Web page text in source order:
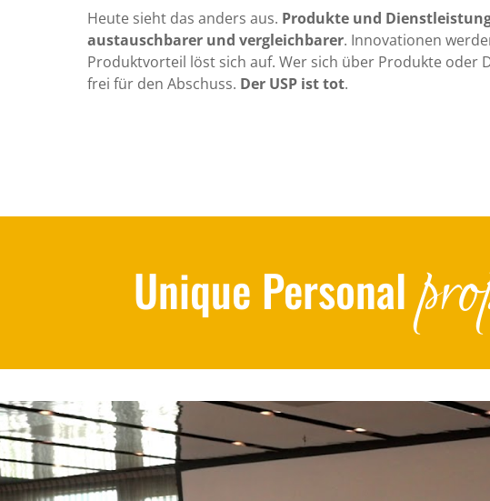
Heute sieht das anders aus. Produkte und
austauschbarer und vergleichbarer. Innovationen
Produktvorteil löst sich auf. Wer sich über Produkte oder
frei für den Abschuss. Der USP ist tot.
Unique Personal